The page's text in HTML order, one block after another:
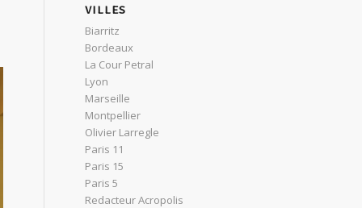
VILLES
Biarritz
Bordeaux
La Cour Petral
Lyon
Marseille
Montpellier
Olivier Larregle
Paris 11
Paris 15
Paris 5
Redacteur Acropolis